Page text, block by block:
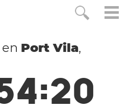
Port Vila,
4:21